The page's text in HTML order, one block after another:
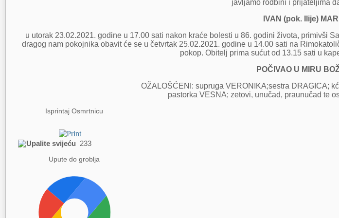
javljamo rodbini i prijateljima
IVAN (pok. Ilije)
u utorak 23.02.2021. godine u 17.00 sati nakon kraće bolesti u 86. godini života, primivši
dragog nam pokojnika obavit će se u četvrtak 25.02.2021. godine u 14.00 sati na
pokop. Obitelj prima sućut od 13.15 sati u
POČIVAO U MIRU
OŽALOŠĆENI: supruga VERONIKA;sestra DRAGICA;
pastorka VESNA; zetovi, unučad, praunučad te
Isprintaj Osmrtnicu
Upalite svijeću 233
Upute do groblja